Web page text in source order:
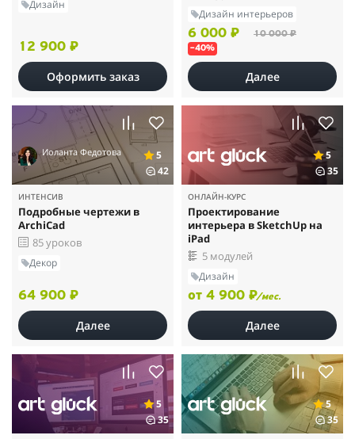
Дизайн
12 900 ₽
Оформить заказ
Дизайн интерьеров
6 000 ₽ 10 000 ₽
–40%
Далее
Иоланта Федотова
5
42
ИНТЕНСИВ
Подробные чертежи в
ArchiCad
85 уроков
Декор
64 900 ₽
Далее
5
35
ОНЛАЙН-КУРС
Проектирование
интерьера в SketchUp на
iPad
5 модулей
Дизайн
от 4 900 ₽/мес.
Далее
5
35
5
35